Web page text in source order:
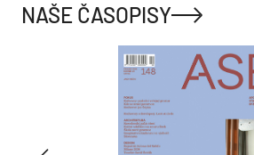
NAŠE ČASOPISY